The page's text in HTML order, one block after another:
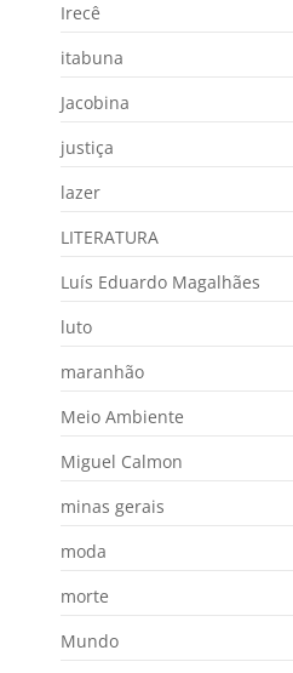
Irecê
itabuna
Jacobina
justiça
lazer
LITERATURA
Luís Eduardo Magalhães
luto
maranhão
Meio Ambiente
Miguel Calmon
minas gerais
moda
morte
Mundo